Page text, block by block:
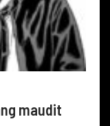
maudit